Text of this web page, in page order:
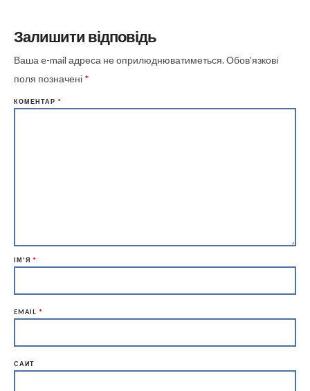
Залишити відповідь
Ваша e-mail адреса не оприлюднюватиметься.Обов’язкові
поля позначені *
КОМЕНТАР *
ІМ'Я *
EMAIL *
САЙТ